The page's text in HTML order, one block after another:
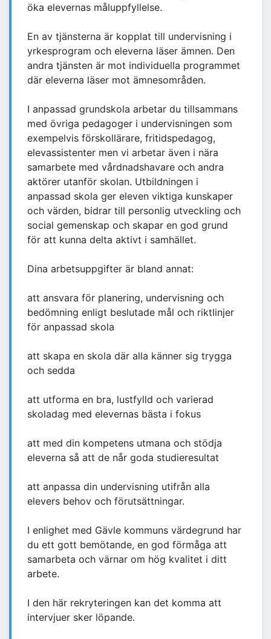
öka elevernas måluppfyllelse.
En av tjänsterna är kopplat till undervisning i
yrkesprogram och eleverna läser ämnen. Den
andra tjänsten är mot individuella programmet
där eleverna läser mot ämnesområden.
I anpassad grundskola arbetar du tillsammans
med övriga pedagoger i undervisningen som
exempelvis förskollärare, fritidspedagog,
elevassistenter men vi arbetar även i nära
samarbete med vårdnadshavare och andra
aktörer utanför skolan. Utbildningen i
anpassad skola ger eleven viktiga kunskaper
och värden, bidrar till personlig utveckling och
social gemenskap och skapar en god grund
för att kunna delta aktivt i samhället.
Dina arbetsuppgifter är bland annat:
att ansvara för planering, undervisning och
bedömning enligt beslutade mål och riktlinjer
för anpassad skola
att skapa en skola där alla känner sig trygga
och sedda
att utforma en bra, lustfylld och varierad
skoladag med elevernas bästa i fokus
att med din kompetens utmana och stödja
eleverna så att de når goda studieresultat
att anpassa din undervisning utifrån alla
elevers behov och förutsättningar.
I enlighet med Gävle kommuns värdegrund har
du ett gott bemötande, en god förmåga att
samarbeta och värnar om hög kvalitet i ditt
arbete.
I den här rekryteringen kan det komma att
intervjuer sker löpande.